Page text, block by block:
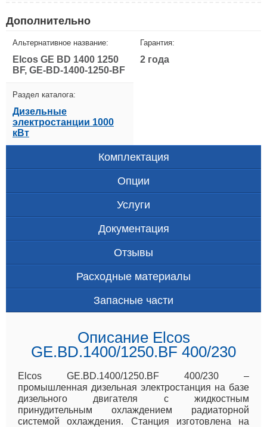
Дополнительно
Альтернативное название:
Elcos GE BD 1400 1250
BF, GE-BD-1400-1250-BF
Гарантия:
2 года
Раздел каталога:
Дизельные
электростанции 1000
кВт
Комплектация
Опции
Услуги
Документация
Отзывы
Расходные материалы
Запасные части
Описание Elcos
GE.BD.1400/1250.BF 400/230
Elcos GE.BD.1400/1250.BF 400/230 –
промышленная дизельная электростанция на базе
дизельного двигателя с жидкостным
принудительным охлаждением радиаторной
системой охлаждения. Станция изготовлена на